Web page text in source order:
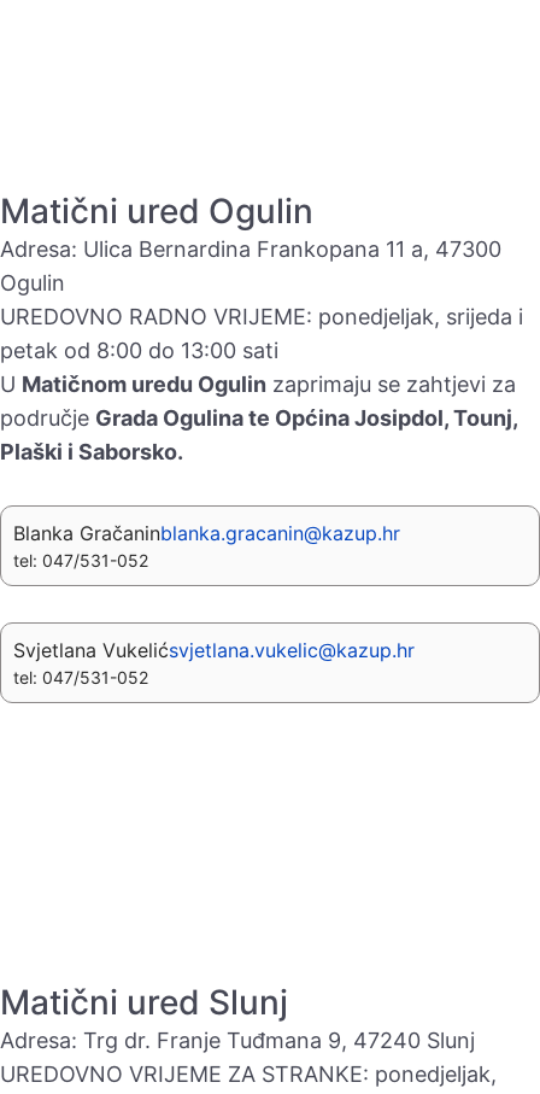
Matični ured Ogulin
Adresa: Ulica Bernardina Frankopana 11 a, 47300
Ogulin
UREDOVNO RADNO VRIJEME: ponedjeljak, srijeda i
petak od 8:00 do 13:00 sati
U Matičnom uredu Ogulin zaprimaju se zahtjevi za
područje Grada Ogulina te Općina Josipdol, Tounj,
Plaški i Saborsko.
Blanka Gračaninblanka.gracanin@kazup.hr
tel: 047/531-052
Svjetlana Vukelićsvjetlana.vukelic@kazup.hr
tel: 047/531-052
Matični ured Slunj
Adresa: Trg dr. Franje Tuđmana 9, 47240 Slunj
UREDOVNO VRIJEME ZA STRANKE: ponedjeljak,